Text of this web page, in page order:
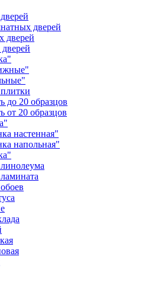
дверей
дверей
до 20 образцов
от 20 образцов
настенная"
напольная"